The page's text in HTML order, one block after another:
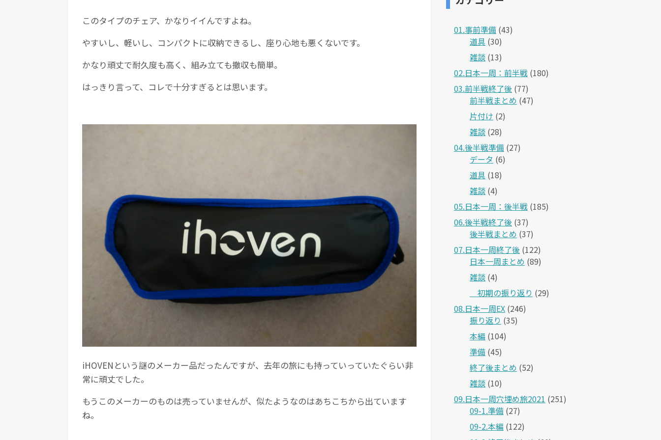
このタイプのチェア、かなりイイんですよね。
やすいし、軽いし、コンパクトに収納できるし、座り心地も悪くないです。
かなり頑丈で耐久度も高く、組み立ても撤収も簡単。
はっきり言って、コレで十分すぎるとは思います。
iHOVENという謎のメーカー品だったんですが、去年の旅にも持っていっていたぐらい非
常に頑丈でした。
もうこのメーカーのものは売っていませんが、似たようなのはあちこちから出ています
ね。
01.事前準備 (43)
道具 (30)
雑談 (13)
02.日本一周：前半戦 (180)
03.前半戦終了後 (77)
前半戦まとめ (47)
片付け (2)
雑談 (28)
04.後半戦準備 (27)
データ (6)
道具 (18)
雑談 (4)
05.日本一周：後半戦 (185)
06.後半戦終了後 (37)
後半戦まとめ (37)
07.日本一周終了後 (122)
日本一周まとめ (89)
雑談 (4)
＿初期の振り返り (29)
08.日本一周EX (246)
振り返り (35)
本編 (104)
準備 (45)
終了後まとめ (52)
雑談 (10)
09.日本一周穴埋め旅2021 (251)
09-1.準備 (27)
09-2.本編 (122)